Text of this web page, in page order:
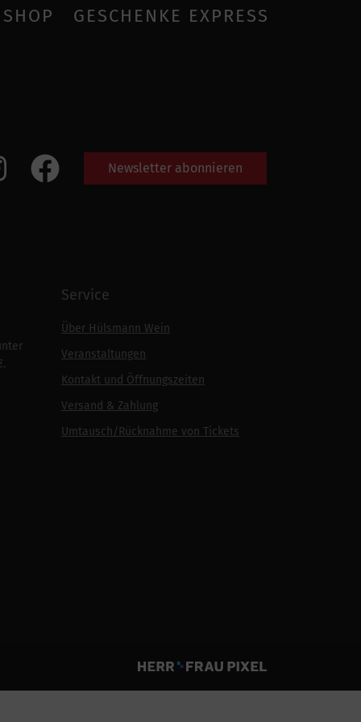
SHOP GESCHENKE EXPRESS
Newsletter abonnieren
Service
Über Hülsmann Wein
Veranstaltungen
Kontakt und Öffnungszeiten
Versand & Zahlung
Umtausch/Rücknahme von Tickets